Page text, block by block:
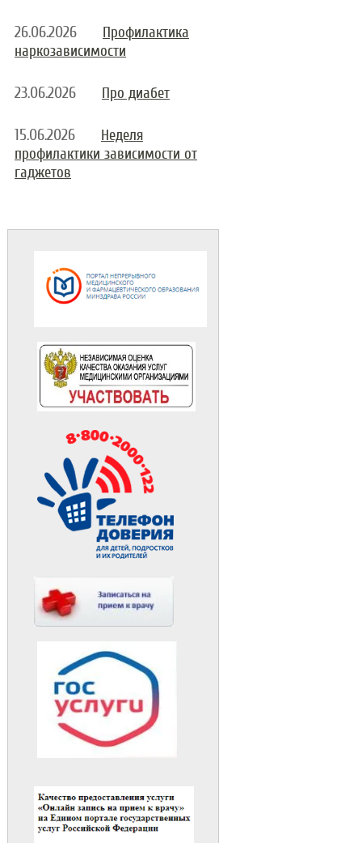
26.06.2026
Профилактика
наркозависимости
23.06.2026 Про диабет
15.06.2026
Неделя
профилактики зависимости от
гаджетов